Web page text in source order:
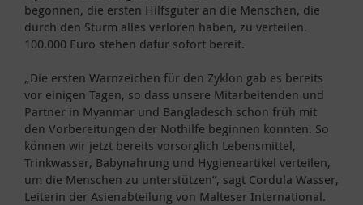
begonnen, die ersten Hilfsgüter an die Menschen, die
durch den Sturm alles verloren haben, zu verteilen.
100.000 Euro stehen dafür sofort bereit.
„Die ersten Warnzeichen für den Zyklon gab es bereits
vor einigen Tagen, so dass unsere Mitarbeitenden und
Partner in Myanmar und Bangladesch schon früh mit
den Vorbereitungen der Nothilfe beginnen konnten. So
können wir jetzt bereits vorsorglich Lebensmittel,
Trinkwasser, Babynahrung und Hygieneartikel verteilen,
um die Menschen zu unterstützen“, sagt Cordula Wasser,
Leiterin der Asienabteilung von Malteser International.